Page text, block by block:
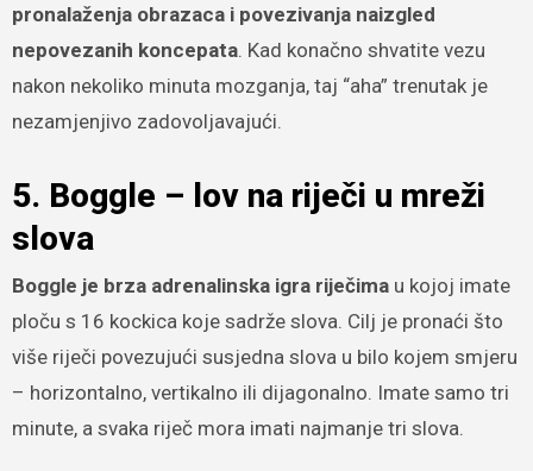
pronalaženja obrazaca i povezivanja naizgled
nepovezanih koncepata. Kad konačno shvatite vezu
nakon nekoliko minuta mozganja, taj “aha” trenutak je
nezamjenjivo zadovoljavajući.
5. Boggle – lov na riječi u mreži
slova
Boggle je brza adrenalinska igra riječimau kojoj imate
ploču s 16 kockica koje sadrže slova. Cilj je pronaći što
više riječi povezujući susjedna slova u bilo kojem smjeru
– horizontalno, vertikalno ili dijagonalno. Imate samo tri
minute, a svaka riječ mora imati najmanje tri slova.